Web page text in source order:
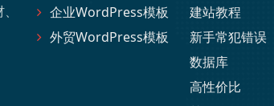
企业WordPress模板
外贸WordPress模板
建站教程
新手常犯错误
数据库
高性价比